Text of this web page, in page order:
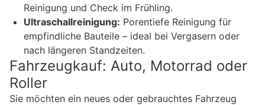
Reinigung und Check im Frühling.
Ultraschallreinigung: Porentiefe Reinigung für
empfindliche Bauteile – ideal bei Vergasern oder
nach längeren Standzeiten.
Fahrzeugkauf: Auto, Motorrad oder
Roller
Sie möchten ein neues oder gebrauchtes Fahrzeug